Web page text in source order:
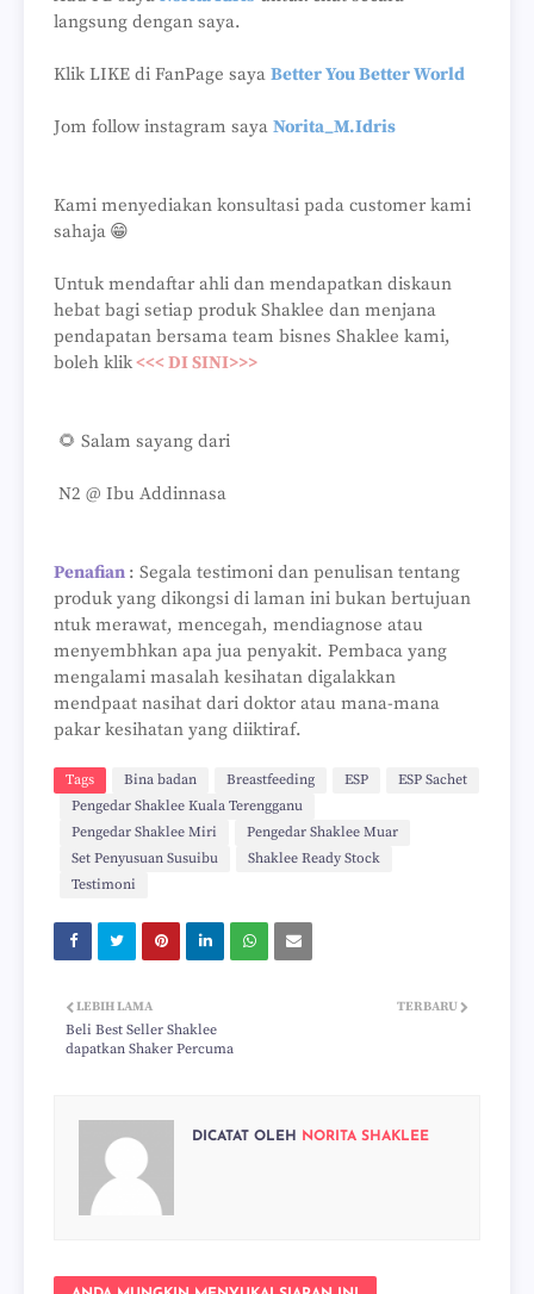
langsung dengan saya.
Klik LIKE di FanPage saya Better You Better World
Jom follow instagram saya Norita_M.Idris
Kami menyediakan konsultasi pada customer kami
sahaja 😁
Untuk mendaftar ahli dan mendapatkan diskaun
hebat bagi setiap produk Shaklee dan menjana
pendapatan bersama team bisnes Shaklee kami,
boleh klik<<< DI SINI>>>
🌻 Salam sayang dari
N2 @ Ibu Addinnasa
Penafian : Segala testimoni dan penulisan tentang
produk yang dikongsi di laman ini bukan bertujuan
ntuk merawat, mencegah, mendiagnose atau
menyembhkan apa jua penyakit. Pembaca yang
mengalami masalah kesihatan digalakkan
mendpaat nasihat dari doktor atau mana-mana
pakar kesihatan yang diiktiraf.
Tags Bina badan Breastfeeding ESP
ESP Sachet
Pengedar Shaklee Kuala Terengganu
Pengedar Shaklee Miri
Pengedar Shaklee Muar
Set Penyusuan Susuibu
Shaklee Ready Stock
Testimoni
TERBARU
LEBIH LAMA
Beli Best Seller Shaklee
dapatkan Shaker Percuma
DICATAT OLEH NORITA SHAKLEE